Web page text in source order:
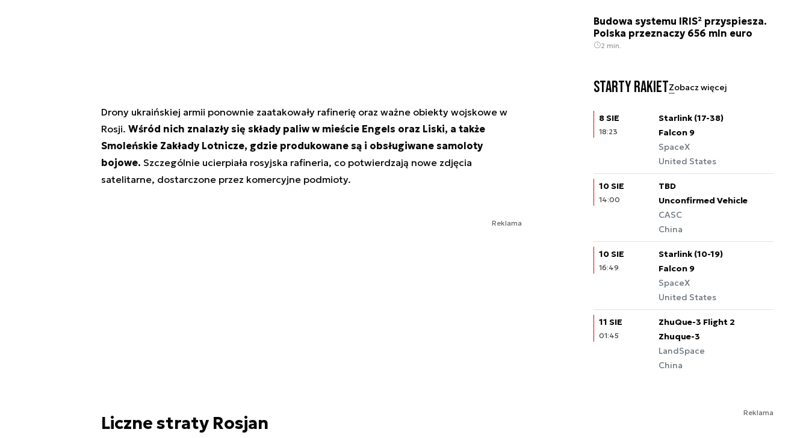
Drony ukraińskiej armii ponownie zaatakowały rafinerię oraz ważne obiekty wojskowe w
Rosji. Wśród nich znalazły się składy paliw w mieście Engels oraz Liski, a także
Smoleńskie Zakłady Lotnicze, gdzie produkowane są i obsługiwane samoloty
bojowe. Szczególnie ucierpiała rosyjska rafineria, co potwierdzają nowe zdjęcia
satelitarne, dostarczone przez komercyjne podmioty.
Reklama
Liczne straty Rosjan
Budowa systemu IRIS² przyspiesza.
Polska przeznaczy 656 mln euro
2 min.
Starty rakietZobacz więcej
8 SIE
18:23
Starlink (17-38)
Falcon 9
SpaceX
United States
10 SIE
14:00
TBD
Unconfirmed Vehicle
CASC
China
10 SIE
16:49
Starlink (10-19)
Falcon 9
SpaceX
United States
11 SIE
01:45
ZhuQue-3 Flight 2
Zhuque-3
LandSpace
China
Reklama